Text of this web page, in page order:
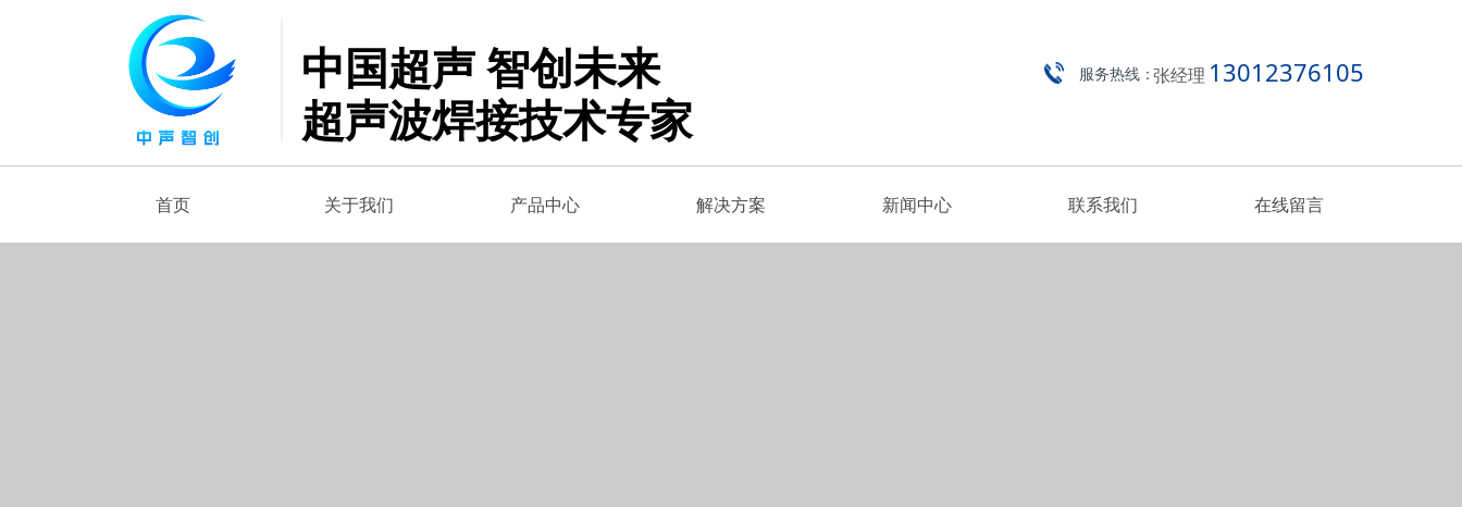
中国超声 智创未来
超声波焊接技术专家
服务热线：张经理 13012376105
首页 关于我们 产品中心 解决方案 新闻中心 联系我们 在线留言